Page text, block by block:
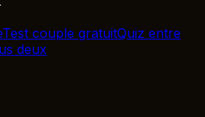
Test couple gratuitQuiz entre
deux